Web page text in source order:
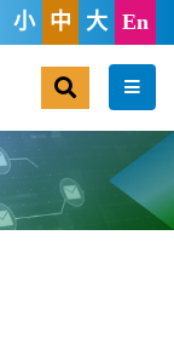
小 中 大 En
選單